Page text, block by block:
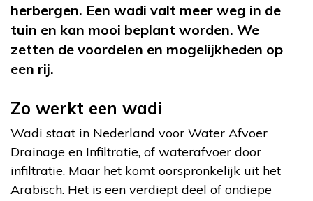
herbergen. Een wadi valt meer weg in de
tuin en kan mooi beplant worden. We
zetten de voordelen en mogelijkheden op
een rij.
Zo werkt een wadi
Wadi staat in Nederland voor Water Afvoer
Drainage en Infiltratie, of waterafvoer door
infiltratie. Maar het komt oorspronkelijk uit het
Arabisch. Het is een verdiept deel of ondiepe